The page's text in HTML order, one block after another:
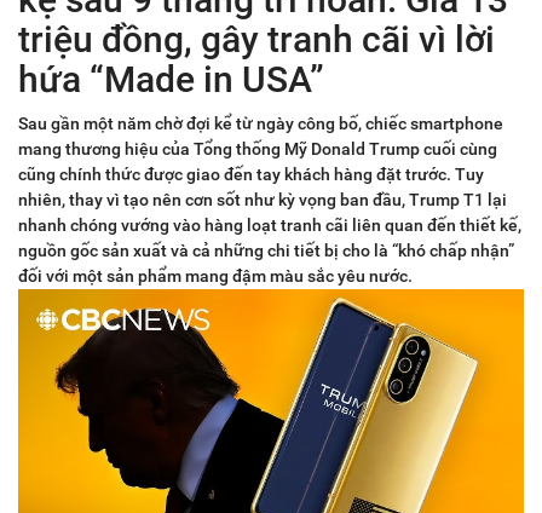
triệu đồng, gây tranh cãi vì lời
hứa “Made in USA”
Sau gần một năm chờ đợi kể từ ngày công bố, chiếc smartphone
mang thương hiệu của Tổng thống Mỹ Donald Trump cuối cùng
cũng chính thức được giao đến tay khách hàng đặt trước. Tuy
nhiên, thay vì tạo nên cơn sốt như kỳ vọng ban đầu, Trump T1 lại
nhanh chóng vướng vào hàng loạt tranh cãi liên quan đến thiết kế,
nguồn gốc sản xuất và cả những chi tiết bị cho là “khó chấp nhận”
đối với một sản phẩm mang đậm màu sắc yêu nước.